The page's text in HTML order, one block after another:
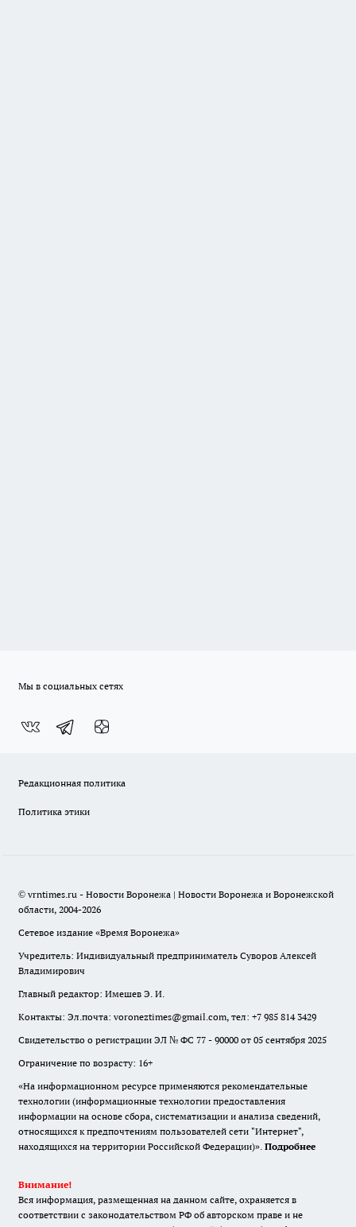
Мы в социальных сетях
Редакционная политика
Политика этики
© vrntimes.ru - Новости Воронежа | Новости Воронежа и Воронежской
области, 2004-2026
Сетевое издание «Время Воронежа»
Учредитель: Индивидуальный предприниматель Суворов Алексей
Владимирович
Главный редактор: Имешев Э. И.
Контакты: Эл.почта: voroneztimes@gmail.com, тел: +7 985 814 3429
Свидетельство о регистрации ЭЛ № ФС 77 - 90000 от 05 сентября 2025
Ограничение по возрасту: 16+
«На информационном ресурсе применяются рекомендательные
технологии (информационные технологии предоставления
информации на основе сбора, систематизации и анализа сведений,
относящихся к предпочтениям пользователей сети "Интернет",
находящихся на территории Российской Федерации)». Подробнее
Внимание!
Вся информация, размещенная на данном сайте, охраняется в
соответствии с законодательством РФ об авторском праве и не